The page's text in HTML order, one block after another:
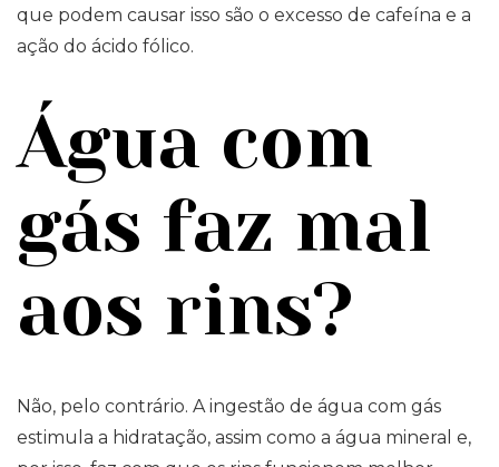
que podem causar isso são o excesso de cafeína e a
ação do ácido fólico.
Água com
gás faz mal
aos rins?
Não, pelo contrário. A ingestão de água com gás
estimula a hidratação, assim como a água mineral e,